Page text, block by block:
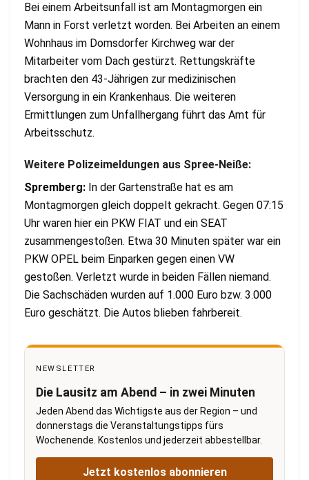
Bei einem Arbeitsunfall ist am Montagmorgen ein
Mann in Forst verletzt worden. Bei Arbeiten an einem
Wohnhaus im Domsdorfer Kirchweg war der
Mitarbeiter vom Dach gestürzt. Rettungskräfte
brachten den 43-Jährigen zur medizinischen
Versorgung in ein Krankenhaus. Die weiteren
Ermittlungen zum Unfallhergang führt das Amt für
Arbeitsschutz.
Weitere Polizeimeldungen aus Spree-Neiße:
Spremberg: In der Gartenstraße hat es am
Montagmorgen gleich doppelt gekracht. Gegen 07:15
Uhr waren hier ein PKW FIAT und ein SEAT
zusammengestoßen. Etwa 30 Minuten später war ein
PKW OPEL beim Einparken gegen einen VW
gestoßen. Verletzt wurde in beiden Fällen niemand.
Die Sachschäden wurden auf 1.000 Euro bzw. 3.000
Euro geschätzt. Die Autos blieben fahrbereit.
NEWSLETTER
Die Lausitz am Abend – in zwei Minuten
Jeden Abend das Wichtigste aus der Region – und
donnerstags die Veranstaltungstipps fürs
Wochenende. Kostenlos und jederzeit abbestellbar.
Jetzt kostenlos abonnieren